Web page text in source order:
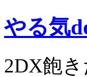
やる気
2DX飽